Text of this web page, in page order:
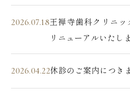
2026.07.18王禅寺歯科クリニ
リニューアルいたし
2026.04.22休診のご案内につき